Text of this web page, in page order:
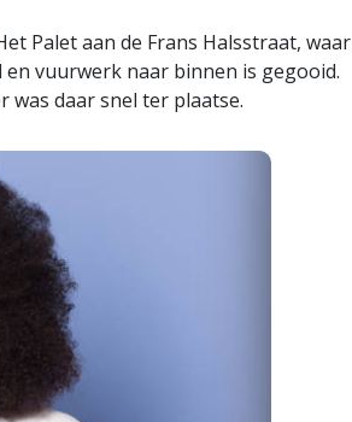
Palet aan de Frans Halsstraat, waar
vuurwerk naar binnen is gegooid.
was daar snel ter plaatse.